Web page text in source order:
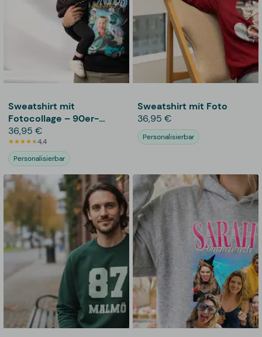
Sweatshirt mit
Fotocollage – 90er-
Jahre-Design
36,95 €
4,4
Personalisierbar
Sweatshirt mit Foto
36,95 €
Personalisierbar